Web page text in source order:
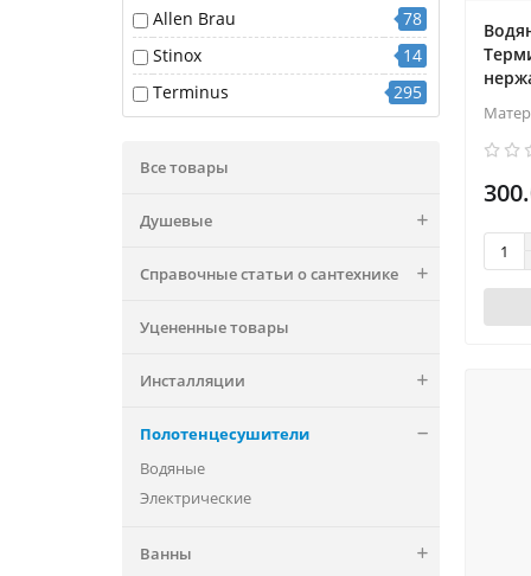
хром
170
Allen Brau
78
Stinox
14
Terminus
295
Все товары
Душевые
Справочные статьи о сантехнике
Уцененные товары
Инсталляции
Полотенцесушители
Водяные
Электрические
Ванны